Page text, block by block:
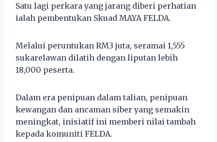
Satu lagi perkara yang jarang diberi perhatian
ialah pembentukan Skuad MAYA FELDA.
Melalui peruntukan RM3 juta, seramai 1,555
sukarelawan dilatih dengan liputan lebih
18,000 peserta.
Dalam era penipuan dalam talian, penipuan
kewangan dan ancaman siber yang semakin
meningkat, inisiatif ini memberi nilai tambah
kepada komuniti FELDA.